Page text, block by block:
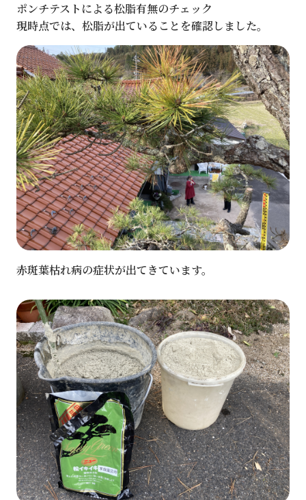
ポンチテストによる松脂有無のチェック
現時点では、松脂が出ていることを確認しました。
赤斑葉枯れ病の症状が出てきています。